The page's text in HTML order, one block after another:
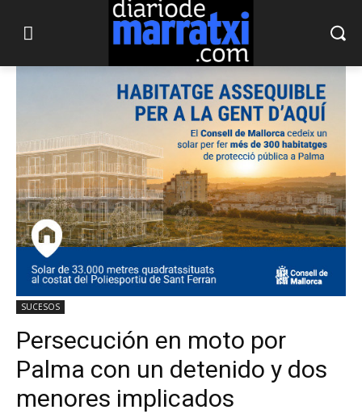
SUCESOS
Persecución en moto por
Palma con un detenido y dos
menores implicados